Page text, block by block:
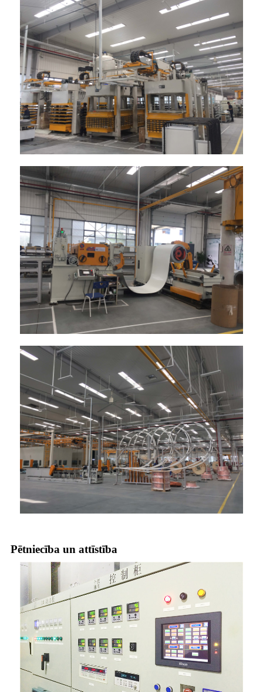
Pētniecība un attīstība